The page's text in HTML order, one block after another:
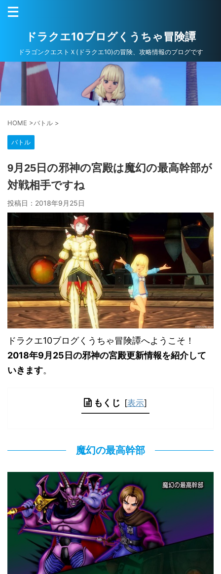
ドラクエ10ブログくうちゃ冒険譚
ドラゴンクエストＸ(ドラクエ10)の冒険、攻略情報のブログです
HOME >バトル >
バトル
9月25日の邪神の宮殿は魔幻の最高幹部が
対戦相手ですね
投稿日： 2018年9月25日
ドラクエ10ブログくうちゃ冒険譚へようこそ！
2018年9月25日の邪神の宮殿更新情報を紹介して
いきます。
もくじ [表示]
魔幻の最高幹部